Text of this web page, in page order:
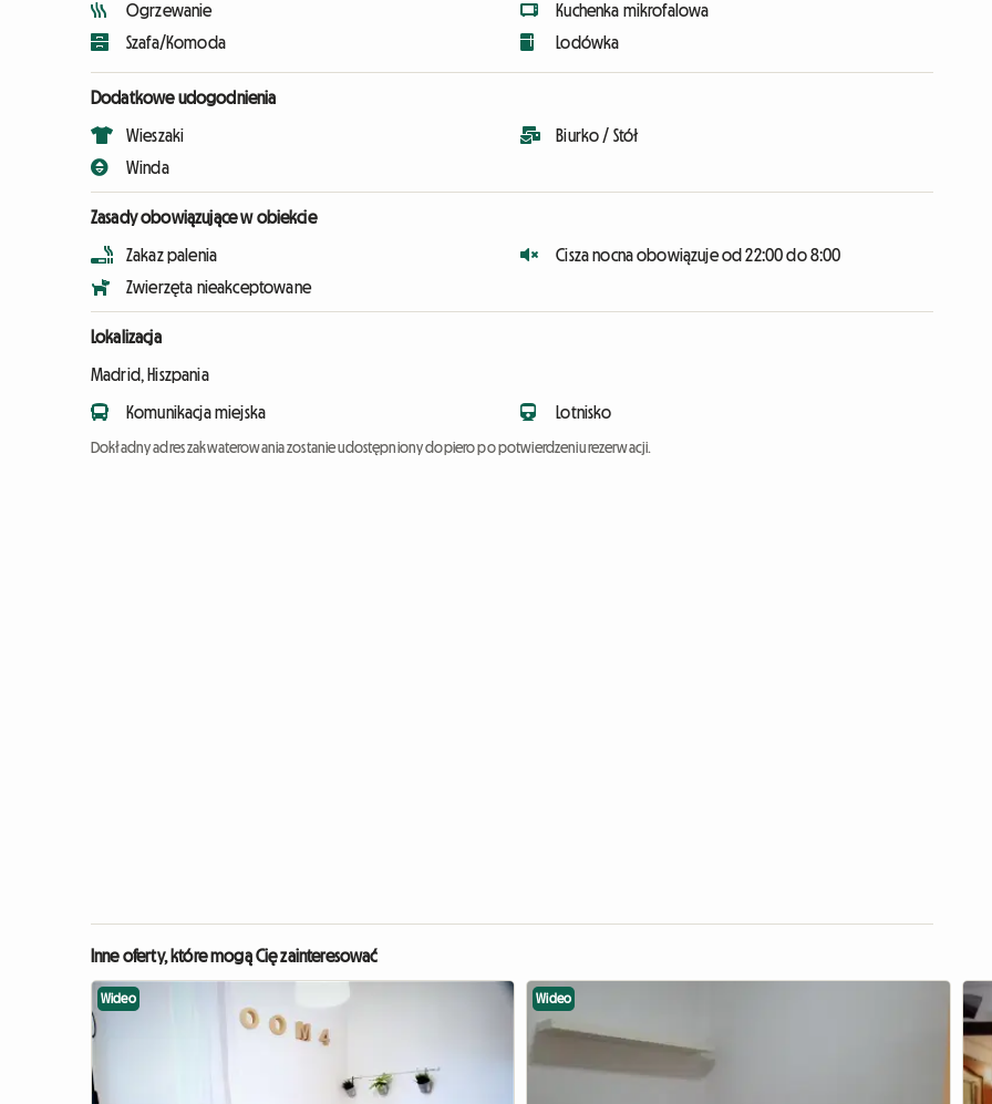
Ogrzewanie
Szafa/Komoda
Kuchenka mikrofalowa
Lodówka
Dodatkowe udogodnienia
Wieszaki
Winda
Biurko / Stół
Zasady obowiązujące w obiekcie
Zakaz palenia
Zwierzęta nieakceptowane
Cisza nocna obowiązuje od 22:00 do 8:00
Lokalizacja
Madrid, Hiszpania
Komunikacja miejska Lotnisko
Dokładny adres zakwaterowania zostanie udostępniony dopiero po potwierdzeniu rezerwacji.
Inne oferty, które mogą Cię zainteresować
Wideo Wideo